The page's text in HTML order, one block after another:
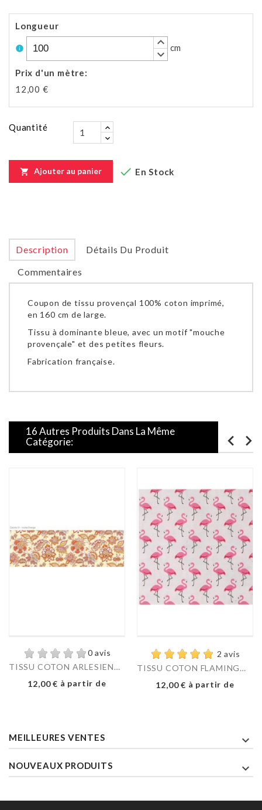
Longueur
info
keyboard_arrow_up
keyboard_arrow_down
cm
Prix d'un mètre:
12,00 €
Quantité
 Ajouter au panier  En Stock
Description
Détails Du Produit
Commentaires
Coupon de tissu provençal 100% coton imprimé,
en 160 cm de large.
Tissu à dominante bleue, avec un motif "mouche
provençale" et des petites fleurs.
Fabrication française.
16 Autres Produits Dans La Même
Catégorie:
0 avis
TISSU COTON ARLESIENNE...
Prix
12,00 € à partir de
2 avis
TISSU COTON FLAMINGO GRIS
Prix
12,00 € à partir de
MEILLEURES VENTES 
NOUVEAUX PRODUITS 